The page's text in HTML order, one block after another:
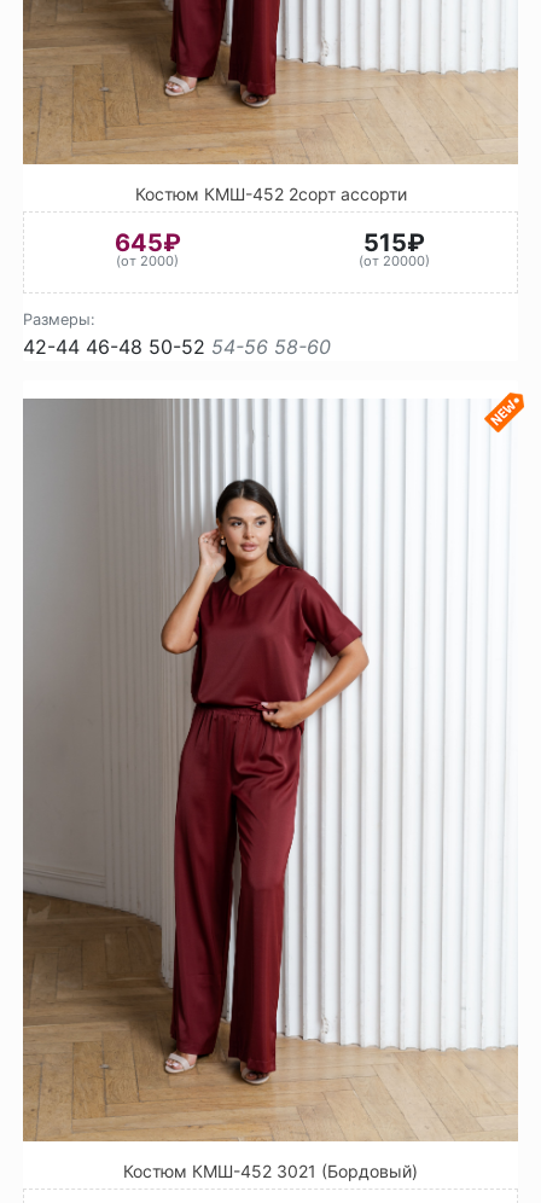
Костюм КМШ-452 2сорт ассорти
645₽
(от 2000)
515₽
(от 20000)
Размеры:
42-44 46-48 50-52 54-56 58-60
Костюм КМШ-452 3021 (Бордовый)